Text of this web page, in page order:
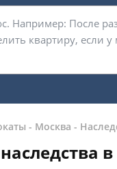
- Москва -